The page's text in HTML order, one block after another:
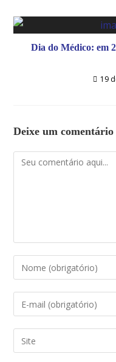
Dia do Médico: em
19
Deixe um comentário